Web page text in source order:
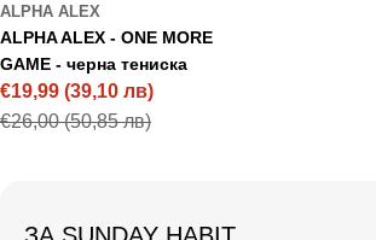
ALPHA ALEX
ALPHA ALEX - ONE MORE
GAME - черна тениска
Sale
€19,99 (39,10 лв)
Regular
€26,00(50,85 лв)